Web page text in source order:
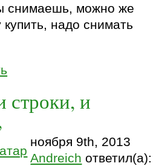
снимаешь, можно же
купить, надо снимать
строки, и
ноября 9th, 2013
Andreich ответил(а):